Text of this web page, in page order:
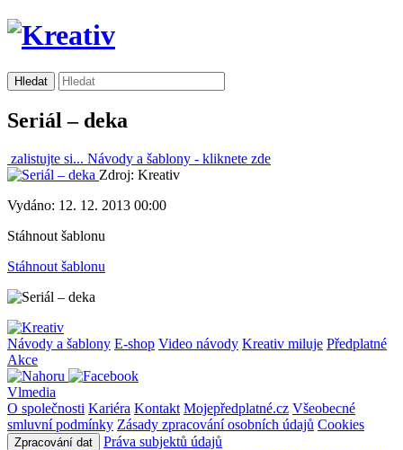
Seriál – deka
zalistujte si... Návody a šablony - kliknete zde
Zdroj: Kreativ
Vydáno: 12. 12. 2013 00:00
Stáhnout šablonu
Stáhnout šablonu
Návody a šablony E-shop Video návody Kreativ miluje Předplatné
Akce
Vlmedia
O společnosti Kariéra Kontakt Mojepředplatné.cz Všeobecné
smluvní podmínky Zásady zpracování osobních údajů Cookies
Zpracování dat
Práva subjektů údajů